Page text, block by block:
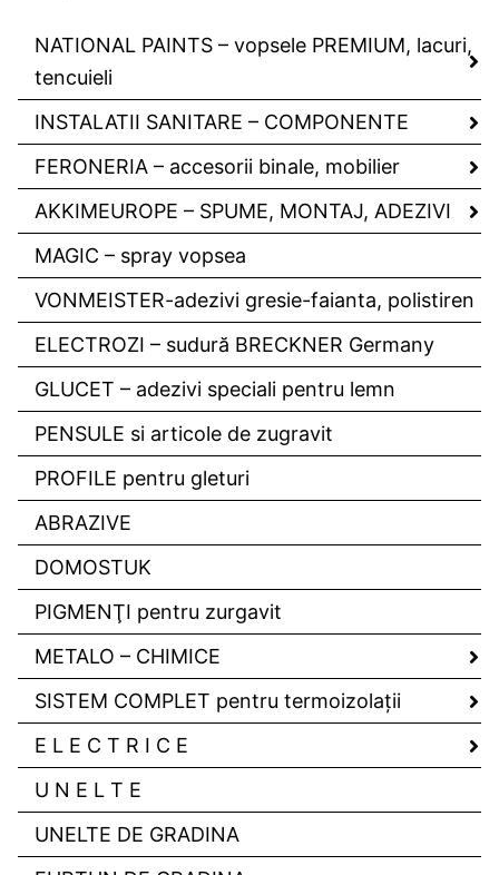
NATIONAL PAINTS – vopsele PREMIUM, lacuri,
tencuieli
INSTALATII SANITARE – COMPONENTE
FERONERIA – accesorii binale, mobilier
AKKIMEUROPE – SPUME, MONTAJ, ADEZIVI
MAGIC – spray vopsea
VONMEISTER-adezivi gresie-faianta, polistiren
ELECTROZI – sudură BRECKNER Germany
GLUCET – adezivi speciali pentru lemn
PENSULE si articole de zugravit
PROFILE pentru gleturi
ABRAZIVE
DOMOSTUK
PIGMENŢI pentru zurgavit
METALO – CHIMICE
SISTEM COMPLET pentru termoizolaţii
E L E C T R I C E
U N E L T E
UNELTE DE GRADINA